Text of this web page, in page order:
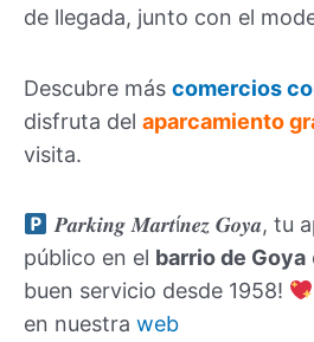
de llegada, junto con el
Descubre más comercios
disfruta del aparcamiento
visita.
𝑷𝒂𝒓𝒌𝒊𝒏𝒈 𝑴𝒂𝒓𝒕í𝒏𝒆𝒛 𝑮𝒐𝒚𝒂, tu
público en el barrio de Goya
buen servicio desde 1958!
en nuestra web